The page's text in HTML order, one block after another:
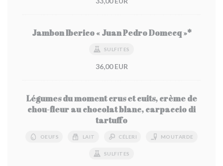
Jambon Iberico « Juan Pedro Domecq »*
SULFITES
36,00 EUR
Légumes du moment crus et cuits, crème de
chou-fleur au chocolat blanc, carpaccio di
tartuffo
OEUFS LAIT CÉLERI MOUTARDE
SULFITES